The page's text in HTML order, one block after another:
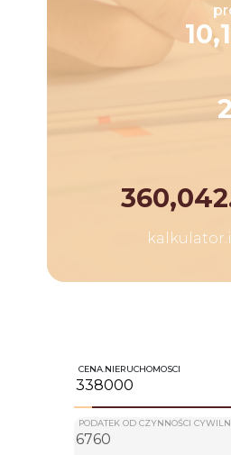
CENA.NIERUCHOMOSCI
PODATEK OD CZYNNOŚCI